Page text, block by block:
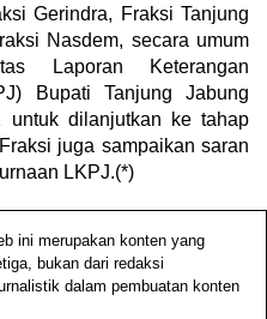
Gerindra, Fraksi Tanjung
Nasdem, secara umum
Laporan Keterangan
Bupati Tanjung Jabung
untuk dilanjutkan ke tahap
juga sampaikan saran
LKPJ.(*)
ini merupakan konten yang
bukan dari redaksi
dalam pembuatan konten